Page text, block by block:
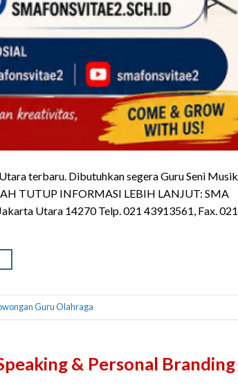
terbaru. Dibutuhkan segera Guru Seni Musik
TUTUP INFORMASI LEBIH LANJUT: SMA
Utara 14270 Telp. 021 43913561, Fax. 021
Guru Olahraga
& Personal Branding